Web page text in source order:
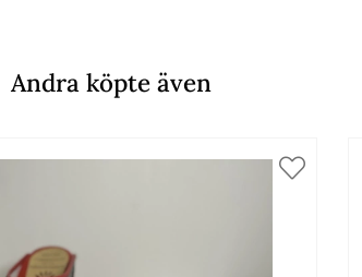
Andra köpte även